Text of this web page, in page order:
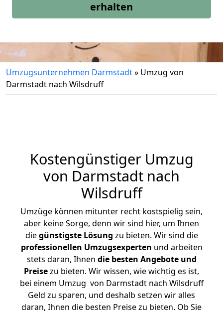
erhalten
Umzugsunternehmen Darmstadt» Umzug von
Darmstadt nach Wilsdruff
Kostengünstiger Umzug
von Darmstadt nach
Wilsdruff
Umzüge können mitunter recht kostspielig sein,
aber keine Sorge, denn wir sind hier, um Ihnen
diegünstigste Lösung zu bieten. Wir sind die
professionellen Umzugsexperten und arbeiten
stets daran, Ihnen die besten Angebote und
Preisezu bieten. Wir wissen, wie wichtig es ist,
bei einem Umzug von Darmstadt nach Wilsdruff
Geld zu sparen, und deshalb setzen wir alles
daran, Ihnen die besten Preise zu bieten. Ob Sie